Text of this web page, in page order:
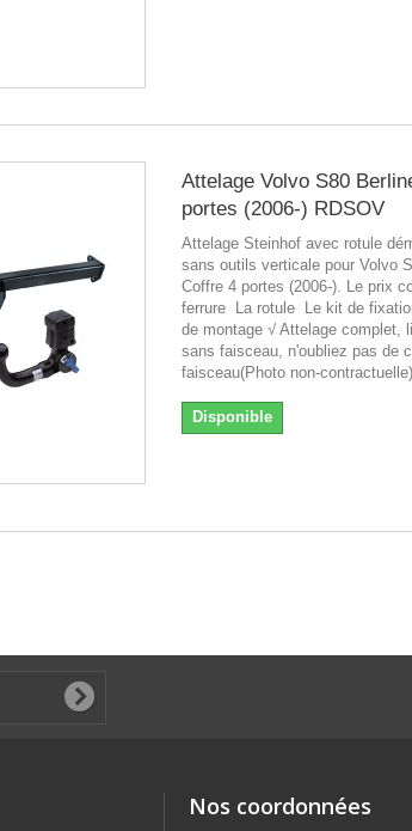
Attelage Volvo S80
portes (2006-) RDSOV
Attelage Steinhof avec rotule
sans outils verticale pour Volvo
Coffre 4 portes (2006-). Le prix
ferrure La rotule Le kit de
de montage √ Attelage complet,
sans faisceau, n'oubliez pas de
faisceau(Photo non-contractuelle)
Disponible
Nos coordonnées